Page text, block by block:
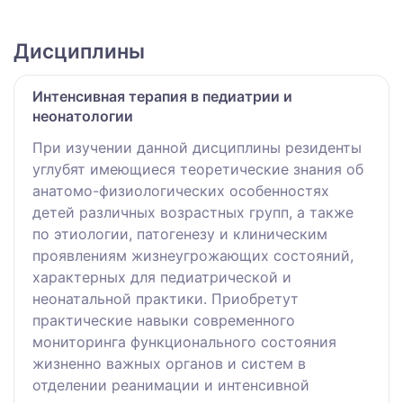
Дисциплины
Интенсивная терапия в педиатрии и
неонатологии
При изучении данной дисциплины резиденты
углубят имеющиеся теоретические знания об
анатомо-физиологических особенностях
детей различных возрастных групп, а также
по этиологии, патогенезу и клиническим
проявлениям жизнеугрожающих состояний,
характерных для педиатрической и
неонатальной практики. Приобретут
практические навыки современного
мониторинга функционального состояния
жизненно важных органов и систем в
отделении реанимации и интенсивной